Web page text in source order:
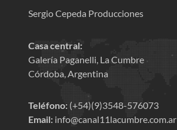
Sergio Cepeda Producciones
Casa central:
Galería Paganelli, La Cumbre
Córdoba, Argentina
Teléfono: (+54)(9)3548-576073
Email: info@canal11lacumbre.com.ar